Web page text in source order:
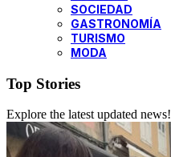
SOCIEDAD
GASTRONOMÍA
TURISMO
MODA
Top Stories
Explore the latest updated news!